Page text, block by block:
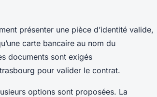
présenter une pièce d’identité valide,
carte bancaire au nom du
documents sont exigés
pour valider le contrat.
options sont proposées. La